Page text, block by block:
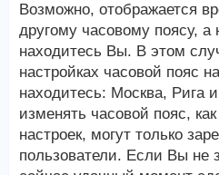
Возможно, отображается
другому часовому поясу, а
находитесь Вы. В этом
настройках часовой пояс
находитесь: Москва, Рига
изменять часовой пояс,
настроек, могут только
пользователи. Если Вы не